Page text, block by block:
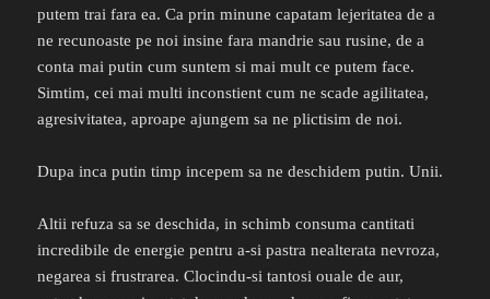
putem trai fara ea. Ca prin minune capatam lejeritatea de a
ne recunoaste pe noi insine fara mandrie sau rusine, de a
conta mai putin cum suntem si mai mult ce putem face.
Simtim, cei mai multi inconstient cum ne scade agilitatea,
agresivitatea, aproape ajungem sa ne plictisim de noi.
Dupa inca putin timp incepem sa ne deschidem putin. Unii.
Altii refuza sa se deschida, in schimb consuma cantitati
incredibile de energie pentru a-si pastra nealterata nevroza,
negarea si frustrarea. Clocindu-si tantosi ouale de aur,